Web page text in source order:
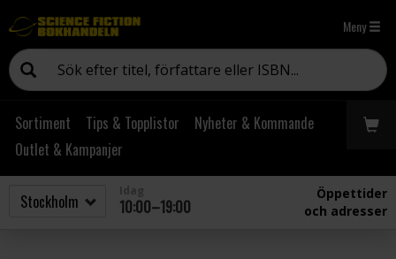
Meny
Sortiment Tips & Topplistor
Nyheter & Kommande
Outlet & Kampanjer
10:00–19:00
Öppettider
och adresser